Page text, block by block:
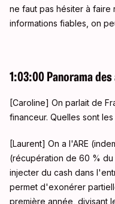
ne faut pas hésiter à
informations fiables, on
1:03:00 Panorama des
[Caroline] On parlait de
financeur. Quelles sont
[Laurent] On a l'ARE
(récupération de 60 %
injecter du cash dans
permet d'exonérer
première année, divisant